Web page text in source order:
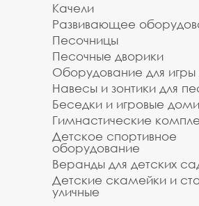
Качели
Развивающее
Песочницы
Песочные дворики
Оборудование для
Навесы и зонтики для
Беседки и игровые
Гимнастические
Детское спортивное
оборудование
Веранды для детских
Детские скамейки и
уличные